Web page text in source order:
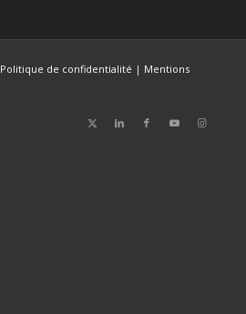
Politique de confidentialité | Mentions